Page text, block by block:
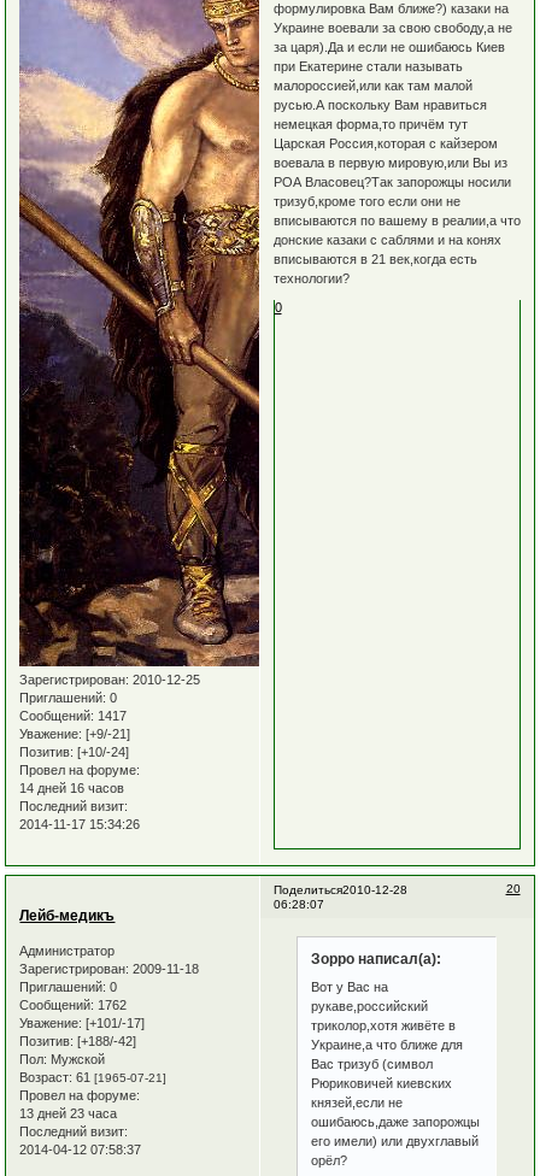
Зарегистрирован: 2010-12-25
Приглашений: 0
Сообщений: 1417
Уважение: [+9/-21]
Позитив: [+10/-24]
Провел на форуме:
14 дней 16 часов
Последний визит:
2014-11-17 15:34:26
формулировка Вам ближе?) казаки на
Украине воевали за свою свободу,а не
за царя).Да и если не ошибаюсь Киев
при Екатерине стали называть
малороссией,или как там малой
русью.А поскольку Вам нравиться
немецкая форма,то причём тут
Царская Россия,которая с кайзером
воевала в первую мировую,или Вы из
РОА Власовец?Так запорожцы носили
тризуб,кроме того если они не
вписываются по вашему в реалии,а что
донские казаки с саблями и на конях
вписываются в 21 век,когда есть
технологии?
0
Поделиться 20
2010-12-28
06:28:07
Лейб-медикъ
Администратор
Зарегистрирован: 2009-11-18
Приглашений: 0
Сообщений: 1762
Уважение: [+101/-17]
Позитив: [+188/-42]
Пол: Мужской
Возраст: 61[1965-07-21]
Провел на форуме:
13 дней 23 часа
Последний визит:
2014-04-12 07:58:37
Зорро написал(а):
Вот у Вас на
рукаве,российский
триколор,хотя живёте в
Украине,а что ближе для
Вас тризуб (символ
Рюриковичей киевских
князей,если не
ошибаюсь,даже запорожцы
его имели) или двухглавый
орёл?